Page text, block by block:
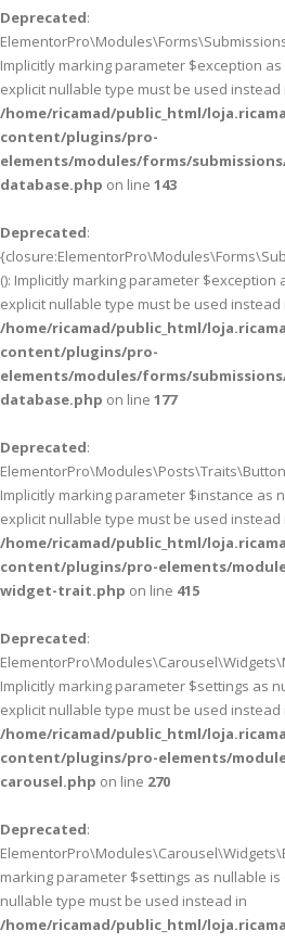
Deprecated:
Implicitly marking parameter $exception
explicit nullable type must be used instead
/home/ricamad/public_html/
content/plugins/pro-
elements/modules/forms/
database.php on line 143
Deprecated:
(): Implicitly marking parameter
explicit nullable type must be used instead
/home/ricamad/public_html/
content/plugins/pro-
elements/modules/forms/
database.php on line 177
Deprecated:
Implicitly marking parameter $instance as
explicit nullable type must be used instead
/home/ricamad/public_html/
content/plugins/pro-elements/
widget-trait.php on line 415
Deprecated:
Implicitly marking parameter $settings as
explicit nullable type must be used instead
/home/ricamad/public_html/
content/plugins/pro-elements/
carousel.php on line 270
Deprecated:
marking parameter $settings as nullable
nullable type must be used instead in
/home/ricamad/public_html/